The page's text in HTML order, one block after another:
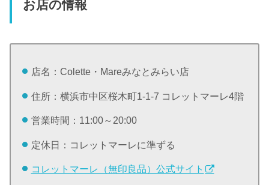
お店の情報
店名：Colette・Mareみなとみらい店
住所：横浜市中区桜木町1-1-7 コレットマーレ4階
営業時間：11:00～20:00
定休日：コレットマーレに準ずる
コレットマーレ（無印良品）公式サイト